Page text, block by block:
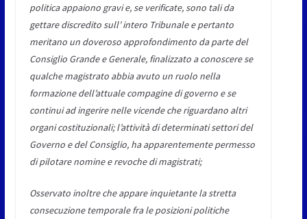
politica appaiono gravi e, se verificate, sono tali da
gettare discredito sull’ intero Tribunale e pertanto
meritano un doveroso approfondimento da parte del
Consiglio Grande e Generale, finalizzato a conoscere se
qualche magistrato abbia avuto un ruolo nella
formazione dell’attuale compagine di governo e se
continui ad ingerire nelle vicende che riguardano altri
organi costituzionali; l’attività di determinati settori del
Governo e del Consiglio, ha apparentemente permesso
di pilotare nomine e revoche di magistrati;
Osservato inoltre che appare inquietante la stretta
consecuzione temporale fra le posizioni politiche